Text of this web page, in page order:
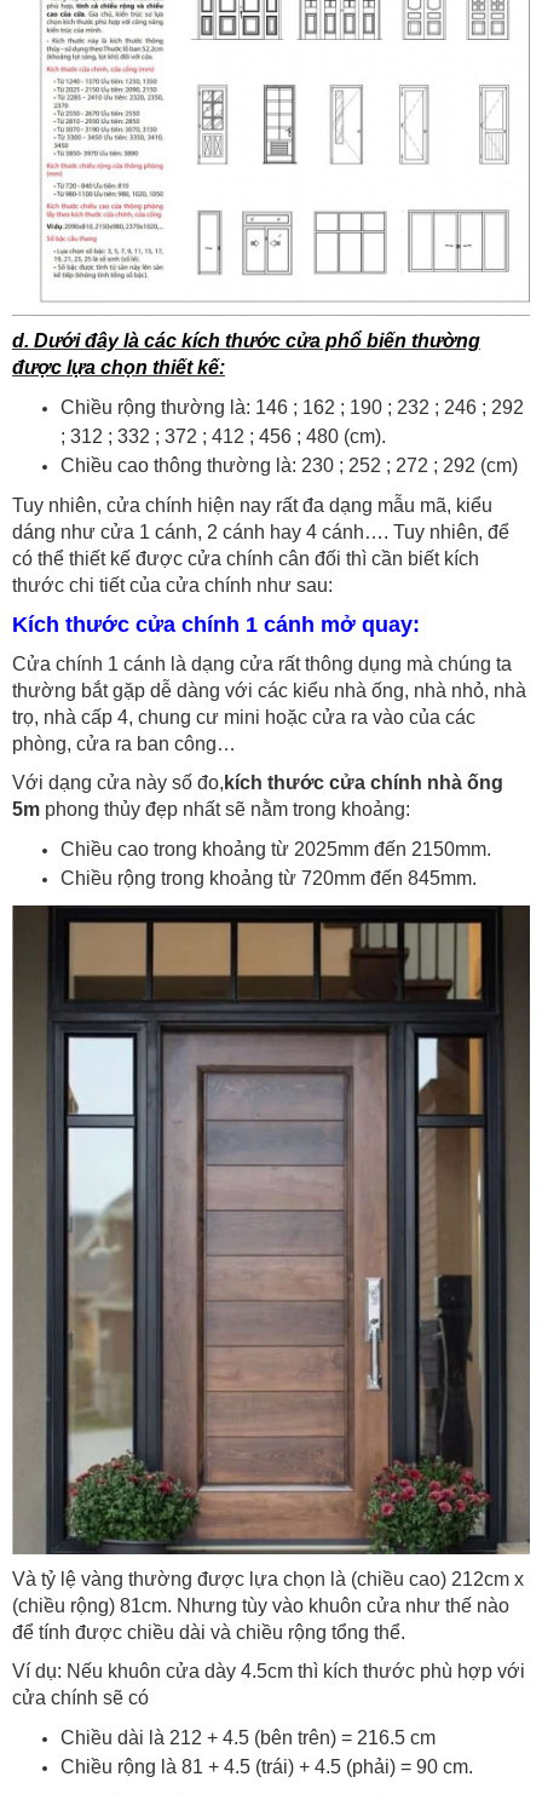
d. Dưới đây là các kích thước cửa phổ biến thường
được lựa chọn thiết kế:
Chiều rộng thường là: 146 ; 162 ; 190 ; 232 ; 246 ; 292
; 312 ; 332 ; 372 ; 412 ; 456 ; 480 (cm).
Chiều cao thông thường là: 230 ; 252 ; 272 ; 292 (cm)
Tuy nhiên, cửa chính hiện nay rất đa dạng mẫu mã, kiểu
dáng như cửa 1 cánh, 2 cánh hay 4 cánh…. Tuy nhiên, để
có thể thiết kế được cửa chính cân đối thì cần biết kích
thước chi tiết của cửa chính như sau:
Kích thước cửa chính 1 cánh mở quay:
Cửa chính 1 cánh là dạng cửa rất thông dụng mà chúng ta
thường bắt gặp dễ dàng với các kiểu nhà ống, nhà nhỏ, nhà
trọ, nhà cấp 4, chung cư mini hoặc cửa ra vào của các
phòng, cửa ra ban công…
Với dạng cửa này số đo, kích thước cửa chính nhà ống
5m phong thủy đẹp nhất sẽ nằm trong khoảng:
Chiều cao trong khoảng từ 2025mm đến 2150mm.
Chiều rộng trong khoảng từ 720mm đến 845mm.
Và tỷ lệ vàng thường được lựa chọn là (chiều cao) 212cm x
(chiều rộng) 81cm. Nhưng tùy vào khuôn cửa như thế nào
để tính được chiều dài và chiều rộng tổng thể.
Ví dụ: Nếu khuôn cửa dày 4.5cm thì kích thước phù hợp với
cửa chính sẽ có
Chiều dài là 212 + 4.5 (bên trên) = 216.5 cm
Chiều rộng là 81 + 4.5 (trái) + 4.5 (phải) = 90 cm.